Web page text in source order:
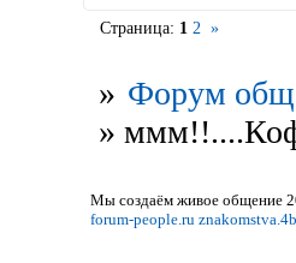
Страница: 1 2 »
» Форум
»
Мы создаём живое общение
forum-people.ru